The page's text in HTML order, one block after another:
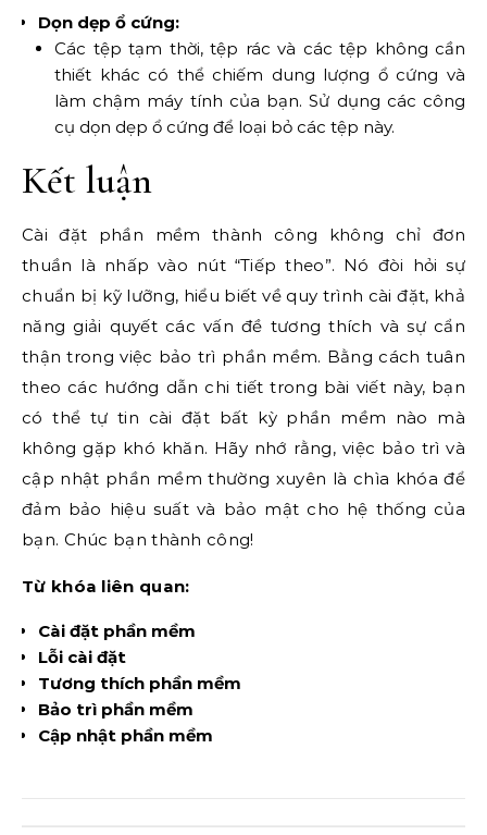
Dọn dẹp ổ cứng:
Các tệp tạm thời, tệp rác và các tệp không cần
thiết khác có thể chiếm dung lượng ổ cứng và
làm chậm máy tính của bạn. Sử dụng các công
cụ dọn dẹp ổ cứng để loại bỏ các tệp này.
Kết luận
Cài đặt phần mềm thành công không chỉ đơn
thuần là nhấp vào nút “Tiếp theo”. Nó đòi hỏi sự
chuẩn bị kỹ lưỡng, hiểu biết về quy trình cài đặt, khả
năng giải quyết các vấn đề tương thích và sự cẩn
thận trong việc bảo trì phần mềm. Bằng cách tuân
theo các hướng dẫn chi tiết trong bài viết này, bạn
có thể tự tin cài đặt bất kỳ phần mềm nào mà
không gặp khó khăn. Hãy nhớ rằng, việc bảo trì và
cập nhật phần mềm thường xuyên là chìa khóa để
đảm bảo hiệu suất và bảo mật cho hệ thống của
bạn. Chúc bạn thành công!
Từ khóa liên quan:
Cài đặt phần mềm
Lỗi cài đặt
Tương thích phần mềm
Bảo trì phần mềm
Cập nhật phần mềm